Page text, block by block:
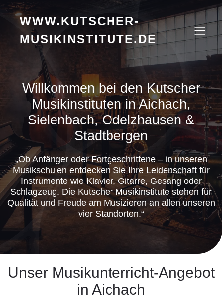
WWW.KUTSCHER-
MUSIKINSTITUTE.DE
Willkommen bei den Kutscher
Musikinstituten in Aichach,
Sielenbach, Odelzhausen &
Stadtbergen
„Ob Anfänger oder Fortgeschrittene – in unseren
Musikschulen entdecken Sie Ihre Leidenschaft für
Instrumente wie Klavier, Gitarre, Gesang oder
Schlagzeug. Die Kutscher Musikinstitute stehen für
Qualität und Freude am Musizieren an allen unseren
vier Standorten.“
Unser Musikunterricht-Angebot
in Aichach